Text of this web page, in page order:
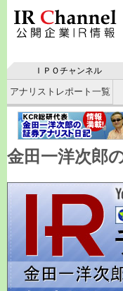
ＩＰＯチャンネル
アナリストレポート一覧
金田一洋次郎